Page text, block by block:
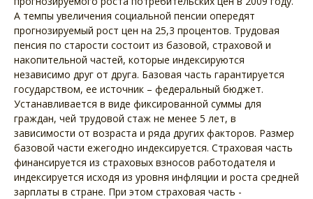
А темпы увеличения социальной пенсии опередят
прогнозируемый рост цен на 25,3 процентов. Трудовая
пенсия по старости состоит из базовой, страховой и
накопительной частей, которые индексируются
независимо друг от друга. Базовая часть гарантируется
государством, ее источник – федеральный бюджет.
Устанавливается в виде фиксированной суммы для
граждан, чей трудовой стаж не менее 5 лет, в
зависимости от возраста и ряда других факторов. Размер
базовой части ежегодно индексируется. Страховая часть
финансируется из страховых взносов работодателя и
индексируется исходя из уровня инфляции и роста средней
зарплаты в стране. При этом страховая часть -